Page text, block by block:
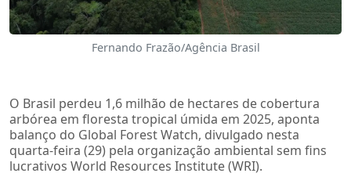
Fernando Frazão/Agência Brasil
O Brasil perdeu 1,6 milhão de hectares de cobertura
arbórea em floresta tropical úmida em 2025, aponta
balanço do Global Forest Watch, divulgado nesta
quarta-feira (29) pela organização ambiental sem fins
lucrativos World Resources Institute (WRI).